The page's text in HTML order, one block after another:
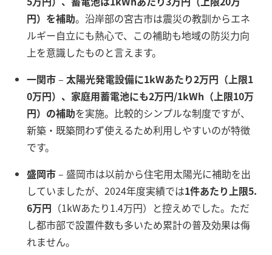
円）を補助。沿岸部の宮古市は震災の教訓からエネ
ルギー自立にも熱心で、この補助も地域の防災力向
上を意識したものと言えます。
一関市– 太陽光発電設備に1kWあたり2万円（上限1
0万円）、家庭用蓄電池にも2万円/1kWh（上限10万
円）の補助を実施。比較的シンプルな制度ですが、
新築・既築問わず使えるため利用しやすいのが特徴
です。
盛岡市– 盛岡市は以前から住宅用太陽光に補助を出
していましたが、2024年度実績では1件あたり上限5.
6万円 （1kWあたり1.4万円）と控えめでした。ただ
し都市部で設置件数も多いため累計の普及効果は侮
れません。